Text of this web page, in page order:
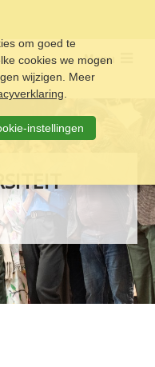
om goed te
cookies we mogen
wijzigen. Meer
instellingen
Menu